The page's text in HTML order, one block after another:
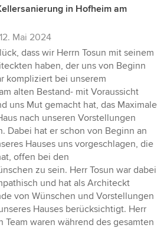
in Hofheim am
12. Mai 2024
dass wir Herrn Tosun mit seinem
haben, der uns von Beginn
kompliziert bei unserem
alten Bestand- mit Voraussicht
uns Mut gemacht hat, das Maximale
nach unseren Vorstellungen
Dabei hat er schon von Beginn an
Hauses uns vorgeschlagen, die
offen bei den
zu sein. Herr Tosun war dabei
und hat als Architeckt
von Wünschen und Vorstellungen
Hauses berücksichtigt. Herr
Team waren während des gesamten